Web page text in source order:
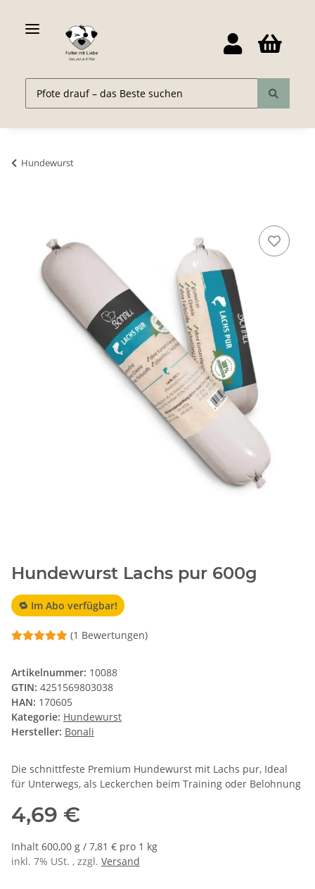
Hundewurst
Hundewurst Lachs pur 600g
🔁 Im Abo verfügbar!
(1 Bewertungen)
Artikelnummer: 10088
GTIN: 4251569803038
HAN: 170605
Kategorie: Hundewurst
Hersteller: Bonali
Die schnittfeste Premium Hundewurst mit Lachs pur, Ideal
für Unterwegs, als Leckerchen beim Training oder Belohnung
4,69 €
Inhalt 600,00 g / 7,81 € pro 1 kg
inkl. 7% USt. , zzgl. Versand